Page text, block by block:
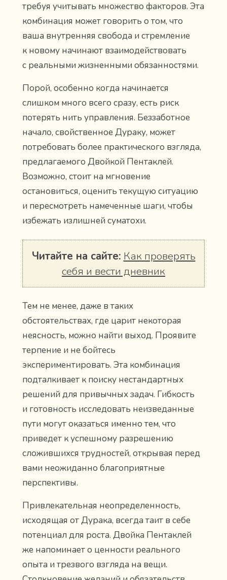
требуя учитывать множество факторов. Эта
комбинация может говорить о том, что
ваша внутренняя свобода и стремление
к новому начинают взаимодействовать
с реальными жизненными обязанностями.
Порой, особенно когда начинается
слишком много всего сразу, есть риск
потерять нить управления. Беззаботное
начало, свойственное Дураку, может
потребовать более практического взгляда,
предлагаемого Двойкой Пентаклей.
Возможно, стоит на мгновение
остановиться, оценить текущую ситуацию
и пересмотреть намеченные шаги, чтобы
избежать излишней суматохи.
Читайте на сайте: Как проверять
себя и вести дневник
Тем не менее, даже в таких
обстоятельствах, где царит некоторая
неясность, можно найти выход. Проявите
терпение и не бойтесь
экспериментировать. Эта комбинация
подталкивает к поиску нестандартных
решений для привычных задач. Гибкость
и готовность исследовать неизведанные
пути могут оказаться именно тем, что
приведет к успешному разрешению
сложившихся трудностей, открывая перед
вами неожиданно благоприятные
перспективы.
Привлекательная неопределенность,
исходящая от Дурака, всегда таит в себе
потенциал для роста. Двойка Пентаклей
же напоминает о ценности реального
опыта и трезвого взгляда на вещи.